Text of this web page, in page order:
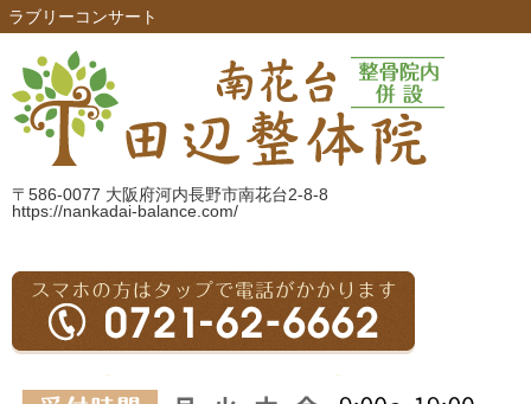
ラブリーコンサート
〒586-0077 大阪府河内長野市南花台2-8-8
https://nankadai-balance.com/